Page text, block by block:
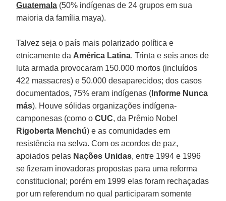
Guatemala (50% indígenas de 24 grupos em sua
maioria da família maya).
Talvez seja o país mais polarizado política e
etnicamente da América Latina. Trinta e seis anos de
luta armada provocaram 150.000 mortos (incluídos
422 massacres) e 50.000 desaparecidos; dos casos
documentados, 75% eram indígenas ( Informe Nunca
más). Houve sólidas organizações indígena-
camponesas (como oCUC, da Prêmio Nobel
Rigoberta Menchú) e as comunidades em
resistência na selva. Com os acordos de paz,
apoiados pelas Nações Unidas, entre 1994 e 1996
se fizeram inovadoras propostas para uma reforma
constitucional; porém em 1999 elas foram rechaçadas
por um referendum no qual participaram somente